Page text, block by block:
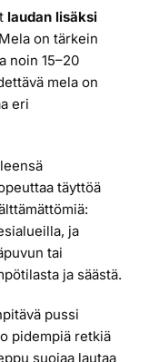
laudan lisäksi
on tärkein
noin 15–20
mela on
eri
täyttöä
ja
tai
ja säästä.
pussi
pidempiä retkiä
suojaa lautaa